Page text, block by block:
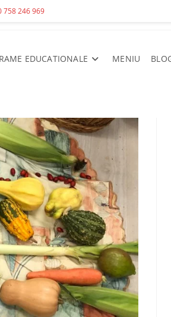
758 246 969
EDUCATIONALE MENIU